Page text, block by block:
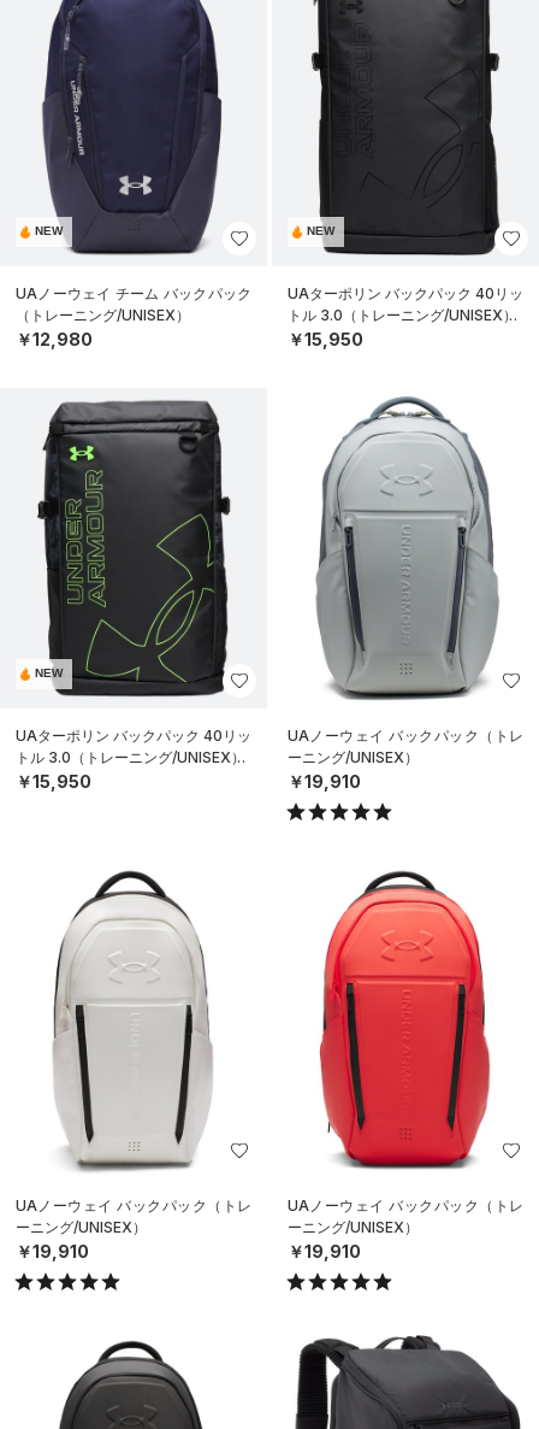
NEW
UAノーウェイ チーム バックパック
（トレーニング/UNISEX）
￥12,980
NEW
UAターポリン バックパック 40リッ
トル 3.0（トレーニング/UNISEX）
￥15,950
NEW
UAターポリン バックパック 40リッ
トル 3.0（トレーニング/UNISEX）
￥15,950
UAノーウェイ バックパック（トレ
ーニング/UNISEX）
￥19,910
UAノーウェイ バックパック（トレ
ーニング/UNISEX）
￥19,910
UAノーウェイ バックパック（トレ
ーニング/UNISEX）
￥19,910